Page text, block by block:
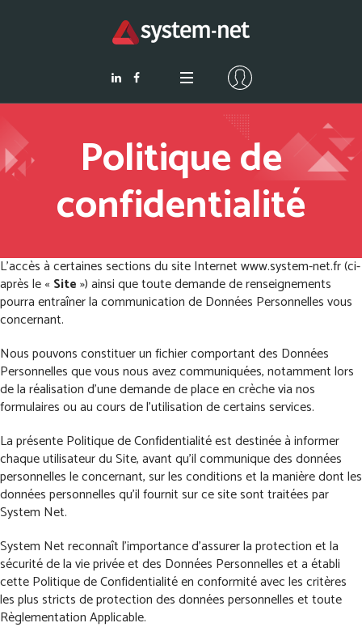
Politique de
confidentialité
L’accès à certaines sections du site Internet www.system-net.fr (ci-
après le « Site») ainsi que toute demande de renseignements
pourra entraîner la communication de Données Personnelles vous
concernant.
Nous pouvons constituer un fichier comportant des Données
Personnelles que vous nous avez communiquées, notamment lors
de la réalisation d’une demande de place en crèche via nos
formulaires ou au cours de l’utilisation de certains services.
La présente Politique de Confidentialité est destinée à informer
chaque utilisateur du Site, avant qu’il communique des données
personnelles le concernant, sur les conditions et la manière dont les
données personnelles qu’il fournit sur ce site sont traitées par
System Net.
System Net reconnaît l’importance d’assurer la protection et la
sécurité de la vie privée et des Données Personnelles et a établi
cette Politique de Confidentialité en conformité avec les critères
les plus stricts de protection des données personnelles et toute
Règlementation Applicable.